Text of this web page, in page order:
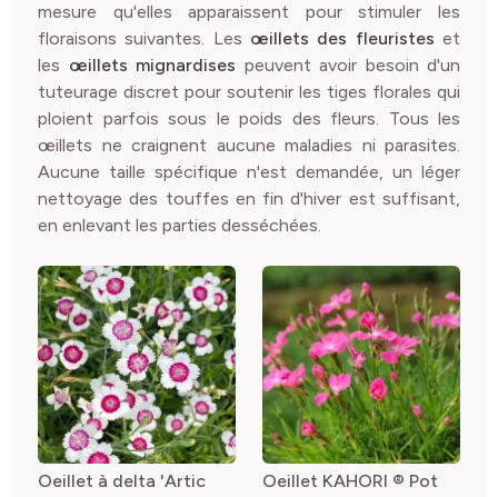
mesure qu'elles apparaissent pour stimuler les
floraisons suivantes. Les œillets des fleuristes et
les œillets mignardises peuvent avoir besoin d'un
tuteurage discret pour soutenir les tiges florales qui
ploient parfois sous le poids des fleurs. Tous les
œillets ne craignent aucune maladies ni parasites.
Aucune taille spécifique n'est demandée, un léger
nettoyage des touffes en fin d'hiver est suffisant,
en enlevant les parties desséchées.
Oeillet à delta 'Artic Oeillet KAHORI ® Pot